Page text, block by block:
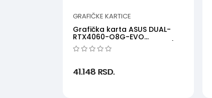
GRAFIČKE KARTICE
Grafička karta ASUS DUAL-
RTX4060-O8G-EVO
NVD8GBGDDR6128bitcrna' ( ...
41.148 RSD.